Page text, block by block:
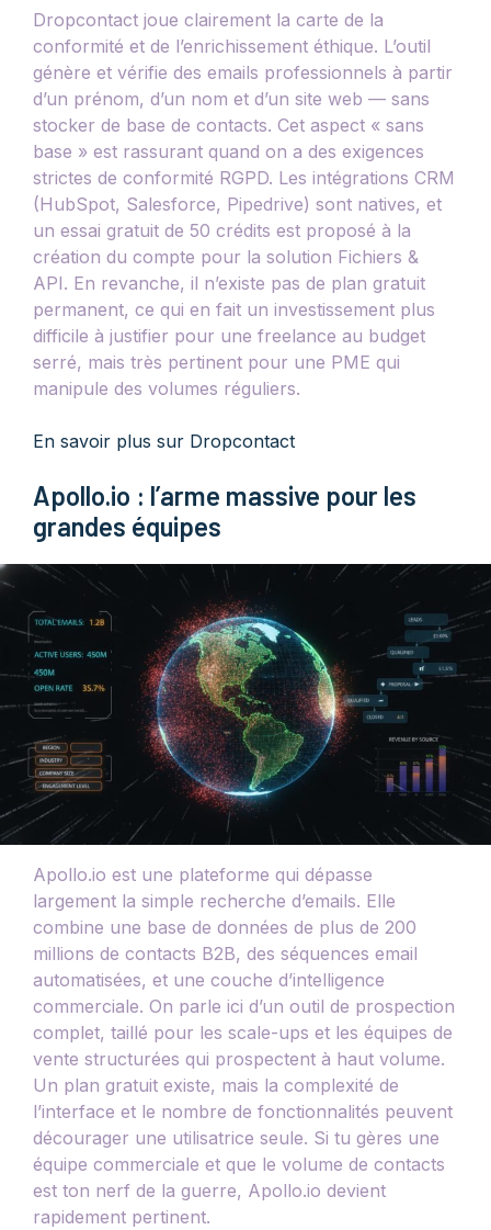
Dropcontact joue clairement la carte de la
conformité et de l’enrichissement éthique. L’outil
génère et vérifie des emails professionnels à partir
d’un prénom, d’un nom et d’un site web — sans
stocker de base de contacts. Cet aspect « sans
base » est rassurant quand on a des exigences
strictes de conformité RGPD. Les intégrations CRM
(HubSpot, Salesforce, Pipedrive) sont natives, et
un essai gratuit de 50 crédits est proposé à la
création du compte pour la solution Fichiers &
API. En revanche, il n’existe pas de plan gratuit
permanent, ce qui en fait un investissement plus
difficile à justifier pour une freelance au budget
serré, mais très pertinent pour une PME qui
manipule des volumes réguliers.
En savoir plus sur Dropcontact
Apollo.io : l’arme massive pour les
grandes équipes
Apollo.io est une plateforme qui dépasse
largement la simple recherche d’emails. Elle
combine une base de données de plus de 200
millions de contacts B2B, des séquences email
automatisées, et une couche d’intelligence
commerciale. On parle ici d’un outil de prospection
complet, taillé pour les scale-ups et les équipes de
vente structurées qui prospectent à haut volume.
Un plan gratuit existe, mais la complexité de
l’interface et le nombre de fonctionnalités peuvent
décourager une utilisatrice seule. Si tu gères une
équipe commerciale et que le volume de contacts
est ton nerf de la guerre, Apollo.io devient
rapidement pertinent.